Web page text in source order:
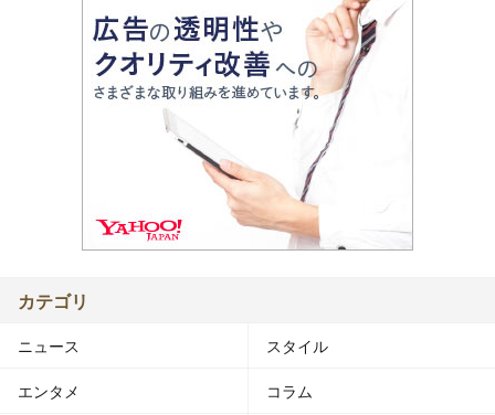
カテゴリ
ニュース スタイル
エンタメ コラム